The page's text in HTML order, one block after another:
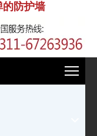
的防护墙